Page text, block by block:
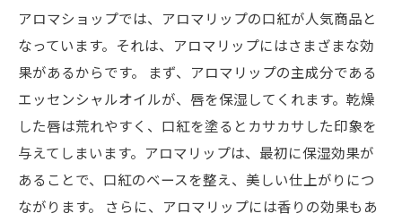
アロマショップでは、アロマリップの口紅が人気商品と
なっています。それは、アロマリップにはさまざまな効
果があるからです。 まず、アロマリップの主成分である
エッセンシャルオイルが、唇を保湿してくれます。乾燥
した唇は荒れやすく、口紅を塗るとカサカサした印象を
与えてしまいます。アロマリップは、最初に保湿効果が
あることで、口紅のベースを整え、美しい仕上がりにつ
ながります。 さらに、アロマリップには香りの効果もあ